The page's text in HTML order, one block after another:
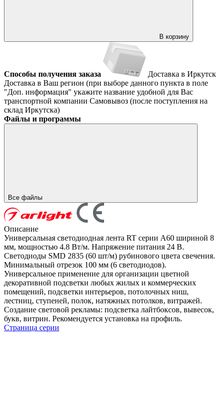
В корзину
Способы получения заказа
Доставка в Иркутск
Доставка в Ваш регион (при выборе данного пункта в поле
"Доп. информация" укажите название удобной для Вас
транспортной компании Самовывоз (после поступления на
склад Иркутска)
Файлы и программы
Все файлы
Описание
Универсальная светодиодная лента RT серии A60 шириной 8
мм, мощностью 4.8 Вт/м. Напряжение питания 24 В.
Светодиоды SMD 2835 (60 шт/м) рубинового цвета свечения.
Минимальный отрезок 100 мм (6 светодиодов).
Универсальное применение для организации цветной
декоративной подсветки любых жилых и коммерческих
помещений, подсветки интерьеров, потолочных ниш,
лестниц, ступеней, полок, натяжных потолков, витражей.
Создание световой рекламы: подсветка лайтбоксов, вывесок,
букв, витрин. Рекомендуется установка на профиль.
Страница серии